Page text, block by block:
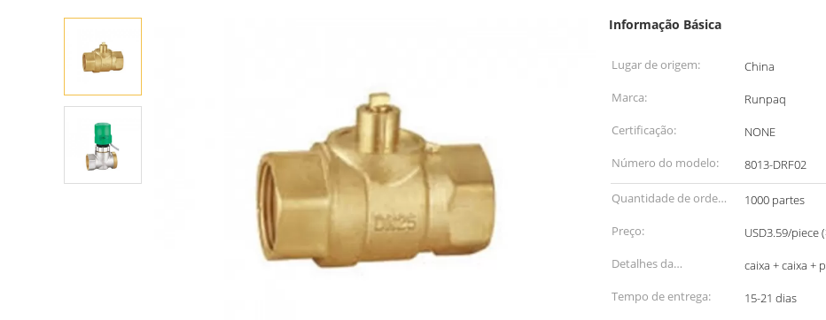
Informação Básica
Lugar de origem:
China
Marca:
Runpaq
Certificação:
NONE
Número do modelo:
8013-DRF02
Quantidade de ordem
mínima:
1000 partes
Preço:
USD3.59/piece
Detalhes da
embalagem:
caixa + caixa +
Tempo de entrega:
15-21 dias